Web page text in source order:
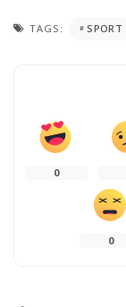
TAGS: SPORT
0
0